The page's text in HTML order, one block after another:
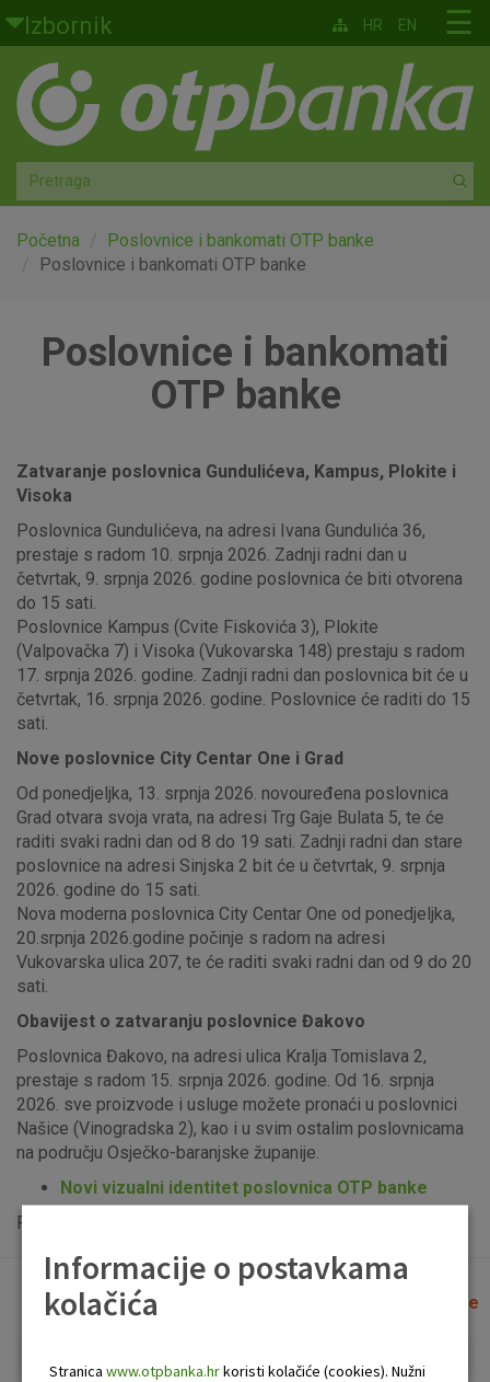
Skoči na glavni sadržaj
Izbornik
Građani
Privatno bankarstvo
Agro
Mala poduzeća i obrtnici
Globalna tržišta
☰
HR EN
Početna
Poslovnice i bankomati OTP banke
Poslovnice i bankomati OTP banke
Poslovnice i bankomati
OTP banke
Zatvaranje poslovnica Gundulićeva, Kampus, Plokite i
Visoka
Poslovnica Gundulićeva, na adresi Ivana Gundulića 36,
prestaje s radom 10. srpnja 2026. Zadnji radni dan u
četvrtak, 9. srpnja 2026. godine poslovnica će biti otvorena
do 15 sati.
Poslovnice Kampus (Cvite Fiskovića 3), Plokite
(Valpovačka 7) i Visoka (Vukovarska 148) prestaju s radom
17. srpnja 2026. godine. Zadnji radni dan poslovnica bit će u
četvrtak, 16. srpnja 2026. godine. Poslovnice će raditi do 15
sati.
Nove poslovnice City Centar One i Grad
Od ponedjeljka, 13. srpnja 2026. novouređena poslovnica
Grad otvara svoja vrata, na adresi Trg Gaje Bulata 5, te će
raditi svaki radni dan od 8 do 19 sati. Zadnji radni dan stare
poslovnice na adresi Sinjska 2 bit će u četvrtak, 9. srpnja
2026. godine do 15 sati.
Nova moderna poslovnica City Centar One od ponedjeljka,
20.srpnja 2026.godine počinje s radom na adresi
Vukovarska ulica 207, te će raditi svaki radni dan od 9 do 20
sati.
Obavijest o zatvaranju poslovnice Đakovo
Poslovnica Đakovo, na adresi ulica Kralja Tomislava 2,
prestaje s radom 15. srpnja 2026. godine. Od 16. srpnja
2026. sve proizvode i usluge možete pronaći u poslovnici
Našice (Vinogradska 2), kao i u svim ostalim poslovnicama
na području Osječko-baranjske županije.
Novi vizualni identitet poslovnica OTP banke
Popis uplatno-isplatnih bankomata možete vidjeti
Lista poslovnica i bankomata Očisti filtere
Informacije o postavkama
kolačića
Stranica www.otpbanka.hrkoristi kolačiće (cookies). Nužni